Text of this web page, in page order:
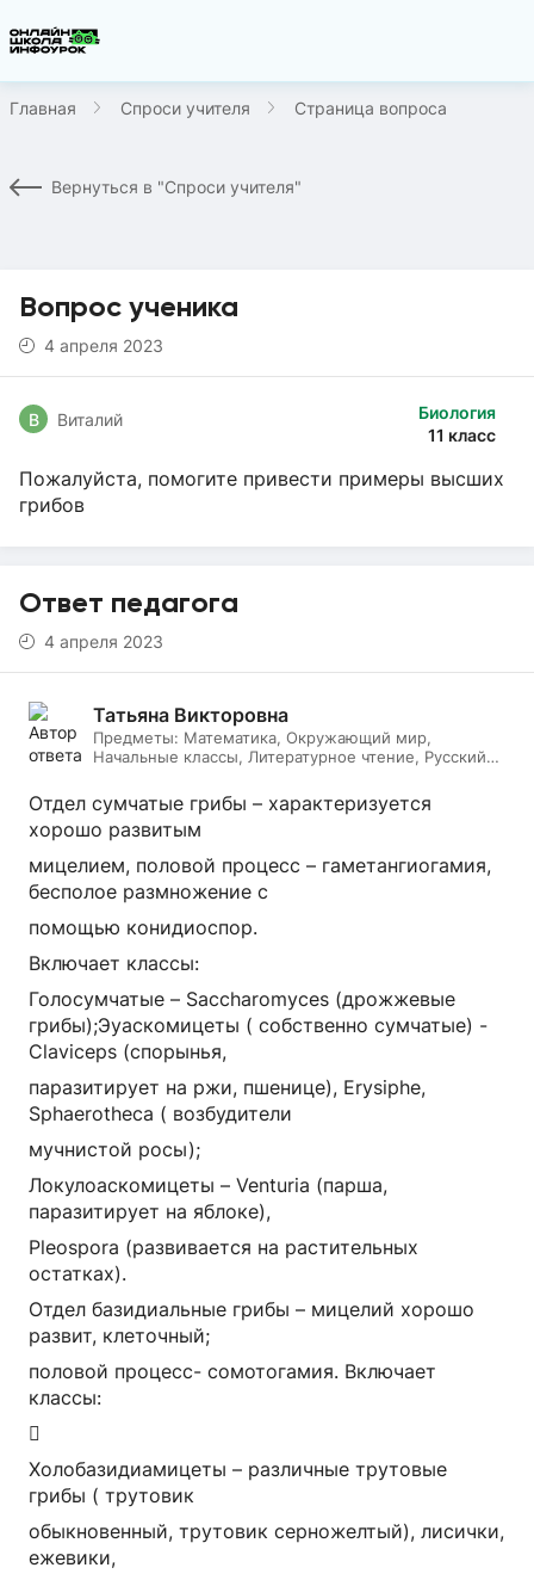
Главная Спроси учителя Страница вопроса
Вернуться в "Спроси учителя"
Вопрос ученика
4 апреля 2023
Биология
11 класс
В Виталий
Пожалуйста, помогите привести примеры высших
грибов
Ответ педагога
4 апреля 2023
Татьяна Викторовна
Предметы: Математика, Окружающий мир,
Начальные классы, Литературное чтение, Русский
Отдел сумчатые грибы – характеризуется
хорошо развитым
мицелием, половой процесс – гаметангиогамия,
бесполое размножение с
помощью конидиоспор.
Включает классы:
Голосумчатые – Saccharomyces (дрожжевые
грибы);Эуаскомицеты ( собственно сумчатые) -
Claviceps (спорынья,
паразитирует на ржи, пшенице), Erysiphe,
Sphaerotheca ( возбудители
мучнистой росы);
Локулоаскомицеты – Venturia (парша,
паразитирует на яблоке),
Pleospora (развивается на растительных
остатках).
Отдел базидиальные грибы – мицелий хорошо
развит, клеточный;
половой процесс- сомотогамия. Включает
классы:

Холобазидиамицеты – различные трутовые
грибы ( трутовик
обыкновенный, трутовик серножелтый), лисички,
ежевики,